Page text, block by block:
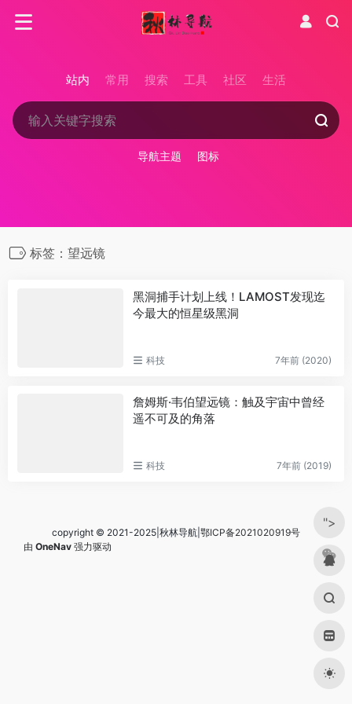
站内 常用 搜索 工具 社区 生活
导航主题 图标
标签：望远镜
黑洞捕手计划上线！LAMOST发现迄
今最大的恒星级黑洞
科技 7年前 (2020)
詹姆斯·韦伯望远镜：触及宇宙中曾经
遥不可及的角落
科技 7年前 (2019)
copyright © 2021-2025|秋林导航| 鄂ICP备2021020919号
由 OneNav 强力驱动
">